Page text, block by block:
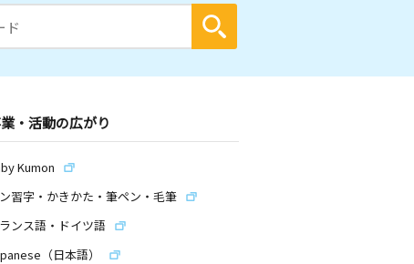
・活動の広がり
Kumon
習字・かきかた・筆ペン・毛筆
ンス語・ドイツ語
（日本語）